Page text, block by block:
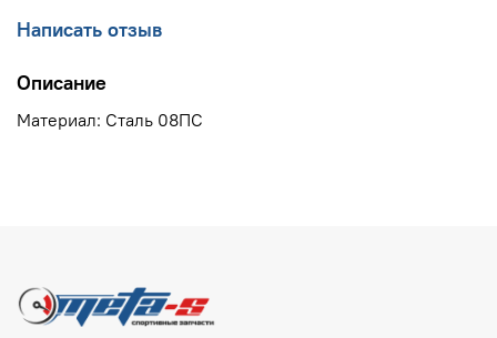
Написать отзыв
Описание
Материал: Сталь 08ПС